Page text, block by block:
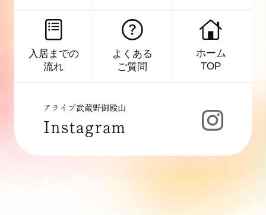
入居までの
流れ
よくある
ご質問
ホーム
TOP
アライブ武蔵野御殿山
Instagram